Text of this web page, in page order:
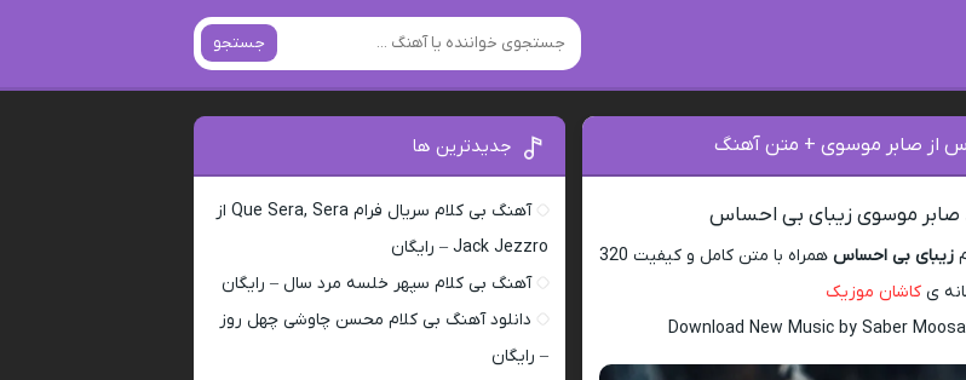
جستجو
از صابر موسوی + متن آهنگ
صابر موسوی زیبای بی احساس
زیبای بی احساس
همراه با متن کامل و کیفیت 320
یکاشان موزیک
Download New Music by Saber
جدیدترین ها
آهنگ بی کلام سریال فرام Que Sera, Sera از
Jack Jezzro – رایگان
آهنگ بی کلام سپهر خلسه مرد سال – رایگان
دانلود آهنگ بی کلام محسن چاوشی چهل روز
– رایگان